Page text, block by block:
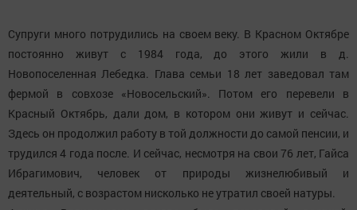
Супруги много потрудились на своем веку. В Красном Октябре
постоянно живут с 1984 года, до этого жили в д.
Новопоселенная Лебедка. Глава семьи 18 лет заведовал там
фермой в совхозе «Новосельский». Потом его перевели в
Красный Октябрь, дали дом, в котором они живут и сейчас.
Здесь он продолжил работу в той должности до самой пенсии, и
трудился 4 года после. И сейчас, несмотря на свои 76 лет, Гайса
Ибрагимович, человек от природы жизнелюбивый и
деятельный, с возрастом нисколько не утратил своей натуры.